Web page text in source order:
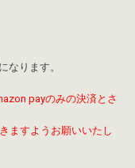
なります。
payのみの決済とさ
ますようお願いいたし